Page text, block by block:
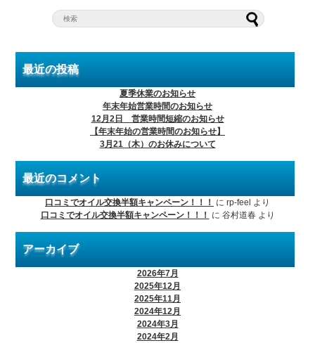
最近の投稿
夏季休業のお知らせ
年末年始営業時間のお知らせ
12月2日 営業時間短縮のお知らせ
【年末年始の営業時間のお知らせ】
3月21（木）のお休みについて
最近のコメント
口コミでオイル交換半額キャンペーン！！！ に rp-feel より
口コミでオイル交換半額キャンペーン！！！
に 谷村道春より
アーカイブ
2026年7月
2025年12月
2025年11月
2024年12月
2024年3月
2024年2月